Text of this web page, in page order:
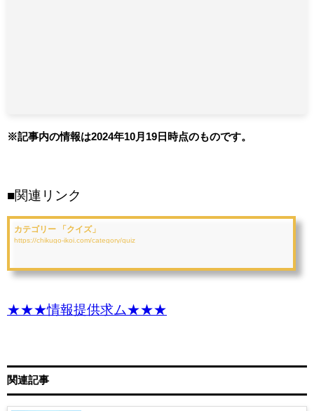
※記事内の情報は2024年10月19日時点のものです。
■関連リンク
カテゴリー 「クイズ」
https://chikugo-ikoi.com/category/quiz
★★★情報提供求ム★★★
関連記事